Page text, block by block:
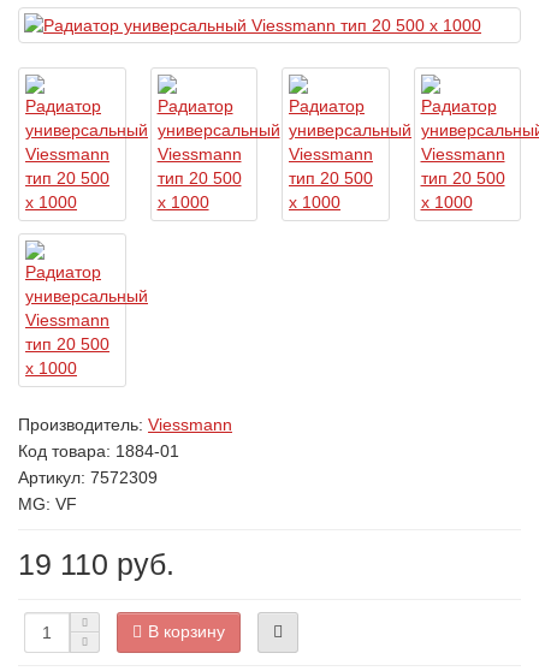
Производитель: Viessmann
Код товара: 1884-01
Артикул: 7572309
MG: VF
19 110 руб.
В корзину